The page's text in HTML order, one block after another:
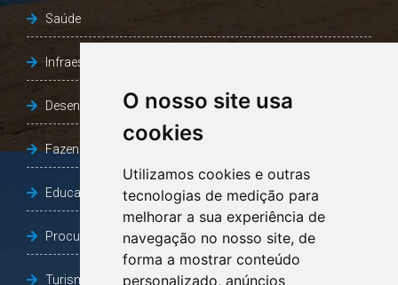
O nosso site usa
cookies
Utilizamos cookies e outras
tecnologias de medição para
melhorar a sua experiência de
navegação no nosso site, de
forma a mostrar conteúdo
personalizado, anúncios
Saúde
Infraestrutura, Agricultura e Meio Ambiente
Desenvolvimento Social
Fazenda e Desenvolvimento Econômico
Educação
Procuradoria Geral do Município
Turismo, Desporto e Cultura